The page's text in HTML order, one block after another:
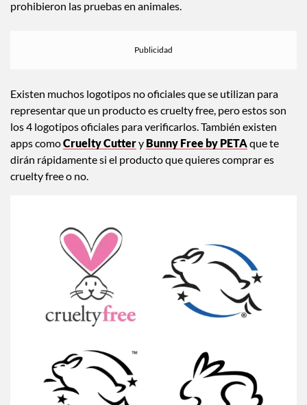
prohibieron las pruebas en animales.
Existen muchos logotipos no oficiales que se utilizan para
representar que un producto es cruelty free, pero estos son
los 4 logotipos oficiales para verificarlos. También existen
apps comoCruelty Cuttery Bunny Free by PETAque te
dirán rápidamente si el producto que quieres comprar es
cruelty free o no.